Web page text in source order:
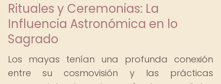
Rituales y Ceremonias: La
Influencia Astronómica en lo
Sagrado
Los mayas tenían una profunda conexión
entre su cosmovisión y las prácticas